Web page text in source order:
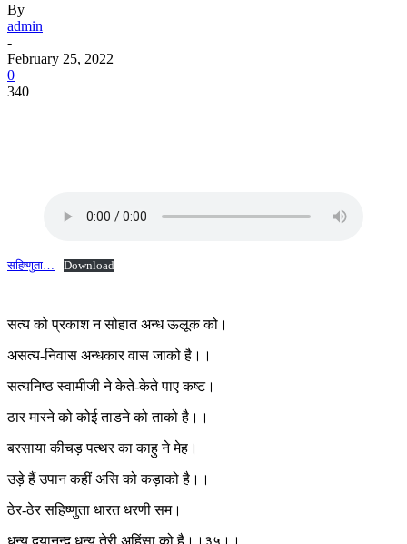
By
admin
-
February 25, 2022
0
340
सहिष्णुता… Download
सत्य को प्रकाश न सोहात अन्ध ऊलूक को।
असत्य-निवास अन्धकार वास जाको है।।
सत्यनिष्ठ स्वामीजी ने केते-केते पाए कष्ट।
ठार मारने को कोई ताडने को ताको है।।
बरसाया कीचड़ पत्थर का काहु ने मेह।
उड़े हैं उपान कहीं असि को कड़ाको है।।
ठेर-ठेर सहिष्णुता धारत धरणी सम।
धन्य दयानन्द धन्य तेरी अहिंसा को है।।३५।।